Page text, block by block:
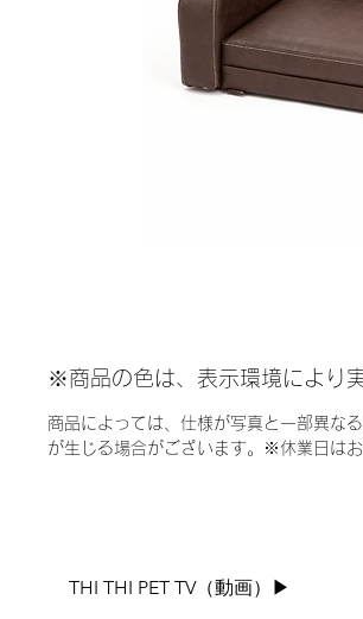
※商品の色は、表示環境により
商品によっては、仕様が写真と一部異な
が生じる場合がございます。※休業日は
THI THI PET TV（動画）▶︎